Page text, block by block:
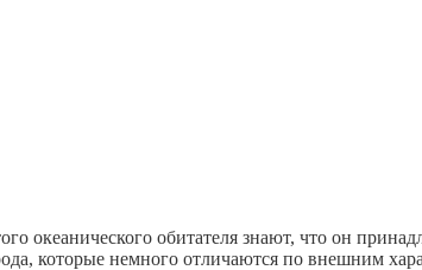
океанического обитателя знают, что он
которые немного отличаются по внешним